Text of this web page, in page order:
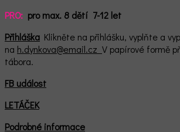
PRO: pro max. 8 dětí 7-12 let
Přihláška Klikněte na přihlášku, vyplňte a
na h.dynkova@email.cz V papírové formě
tábora.
FB událost
LETÁČEK
Podrobné informace